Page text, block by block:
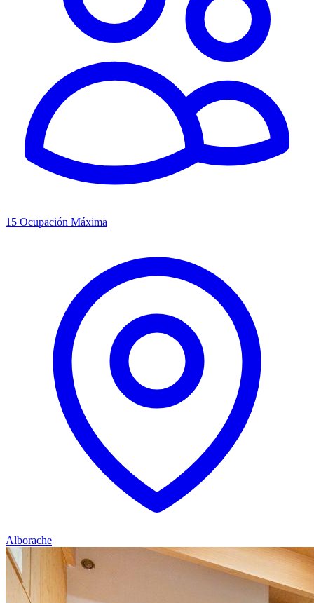
15 Ocupación Máxima
Alborache